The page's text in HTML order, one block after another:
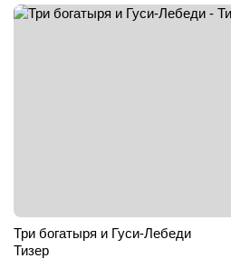
Три богатыря и Гуси-Лебеди
Тизер